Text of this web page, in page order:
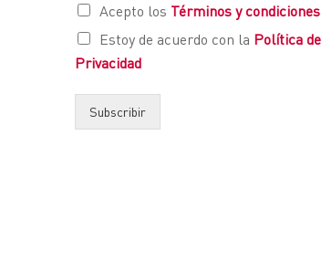
Acepto los Términos y condiciones
Estoy de acuerdo con la Política de
Privacidad
Subscribir